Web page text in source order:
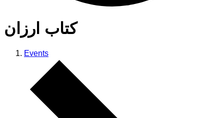
کتاب ارزان
Events